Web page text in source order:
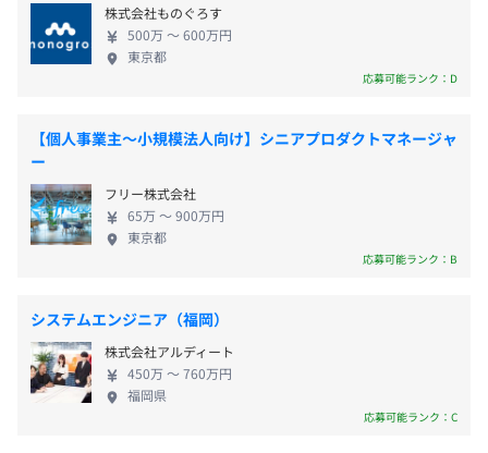
1名～2名の小規模のものから、100名規模の大規模プロジ
ェクトがあります。
対策内容：敷地内禁煙
地下鉄「天神駅」より徒歩5分
・通勤手当
・時間外手当
・契約スポーツジム
賞与あり：年2回（6月、12月）
昇給あり：年1回（4月）
株式会社ものぐろす
500万 〜 600万円
東京都
応募可能ランク：D
【個人事業主〜小規模法人向け】シニアプロダクトマネージャ
ー
フリー株式会社
65万 〜 900万円
東京都
応募可能ランク：B
システムエンジニア（福岡）
株式会社アルディート
450万 〜 760万円
福岡県
応募可能ランク：C